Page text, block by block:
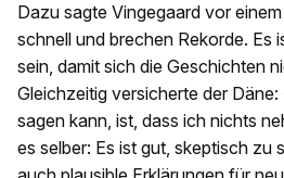
Dazu sagte Vingegaard vor
schnell und brechen Rekorde. Es
sein, damit sich die Geschichten
Gleichzeitig versicherte der
sagen kann, ist, dass ich nichts
es selber: Es ist gut, skeptisch zu